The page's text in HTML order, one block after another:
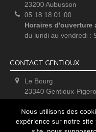
23200 Aubusson
05 18 18 01 00
Horaires
du lundi au vendredi :
CONTACT GENTIOUX
Le Bourg
23340 Gentioux-
Nous utilisons des
expérience sur notre site